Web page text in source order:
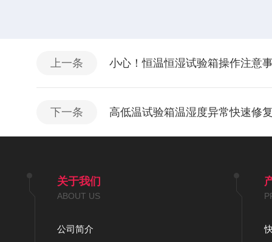
上一条 小心！恒温恒湿试验箱操作注意
下一条 高低温试验箱温湿度异常快速修
关于我们
ABOUT US
公司简介